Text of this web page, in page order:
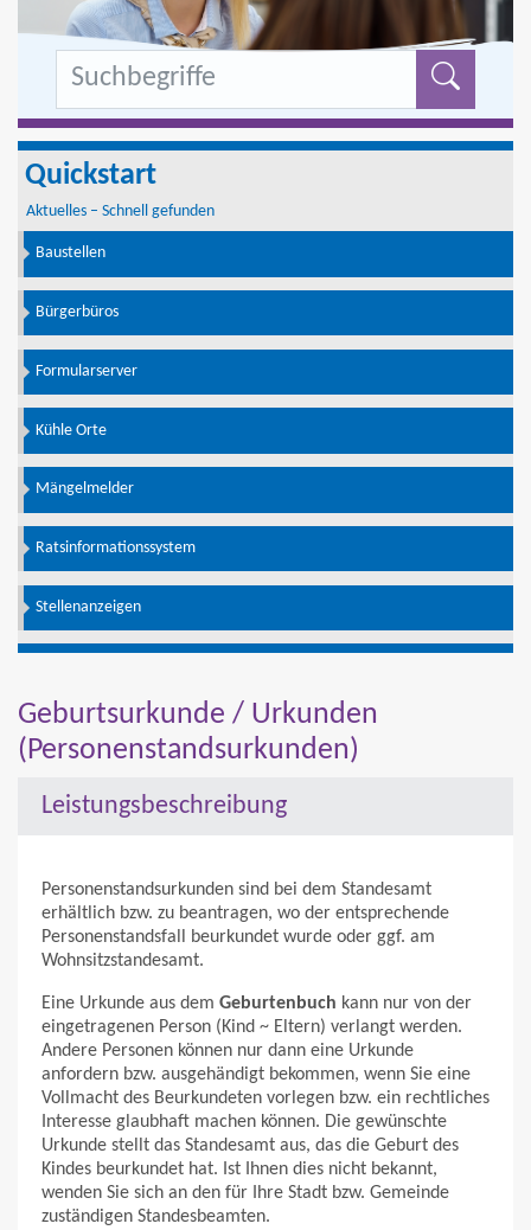
Quickstart
Aktuelles – Schnell gefunden
Baustellen
Bürgerbüros
Formularserver
Kühle Orte
Mängelmelder
Ratsinformationssystem
Stellenanzeigen
Geburtsurkunde / Urkunden
(Personenstandsurkunden)
Leistungsbeschreibung
Personenstandsurkunden sind bei dem Standesamt
erhältlich bzw. zu beantragen, wo der entsprechende
Personenstandsfall beurkundet wurde oder ggf. am
Wohnsitzstandesamt.
Eine Urkunde aus dem Geburtenbuch kann nur von der
eingetragenen Person (Kind ~ Eltern) verlangt werden.
Andere Personen können nur dann eine Urkunde
anfordern bzw. ausgehändigt bekommen, wenn Sie eine
Vollmacht des Beurkundeten vorlegen bzw. ein rechtliches
Interesse glaubhaft machen können. Die gewünschte
Urkunde stellt das Standesamt aus, das die Geburt des
Kindes beurkundet hat. Ist Ihnen dies nicht bekannt,
wenden Sie sich an den für Ihre Stadt bzw. Gemeinde
zuständigen Standesbeamten.